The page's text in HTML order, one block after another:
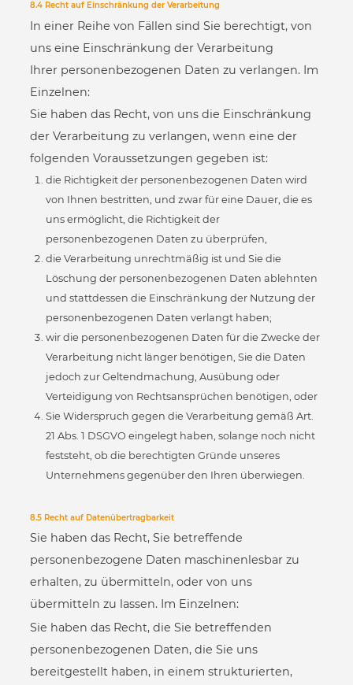
8.4 Recht auf Einschränkung der Verarbeitung
In einer Reihe von Fällen sind Sie berechtigt, von
uns eine Einschränkung der Verarbeitung
Ihrer personenbezogenen Daten zu verlangen. Im
Einzelnen:
Sie haben das Recht, von uns die Einschränkung
der Verarbeitung zu verlangen, wenn eine der
folgenden Voraussetzungen gegeben ist:
die Richtigkeit der personenbezogenen Daten wird
von Ihnen bestritten, und zwar für eine Dauer, die es
uns ermöglicht, die Richtigkeit der
personenbezogenen Daten zu überprüfen,
die Verarbeitung unrechtmäßig ist und Sie die
Löschung der personenbezogenen Daten ablehnten
und stattdessen die Einschränkung der Nutzung der
personenbezogenen Daten verlangt haben;
wir die personenbezogenen Daten für die Zwecke der
Verarbeitung nicht länger benötigen, Sie die Daten
jedoch zur Geltendmachung, Ausübung oder
Verteidigung von Rechtsansprüchen benötigen, oder
Sie Widerspruch gegen die Verarbeitung gemäß Art.
21 Abs. 1 DSGVO eingelegt haben, solange noch nicht
feststeht, ob die berechtigten Gründe unseres
Unternehmens gegenüber den Ihren überwiegen.
8.5 Recht auf Datenübertragbarkeit
Sie haben das Recht, Sie betreffende
personenbezogene Daten maschinenlesbar zu
erhalten, zu übermitteln, oder von uns
übermitteln zu lassen. Im Einzelnen:
Sie haben das Recht, die Sie betreffenden
personenbezogenen Daten, die Sie uns
bereitgestellt haben, in einem strukturierten,